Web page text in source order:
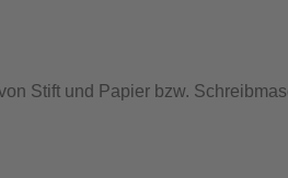
Stift und Papier bzw.